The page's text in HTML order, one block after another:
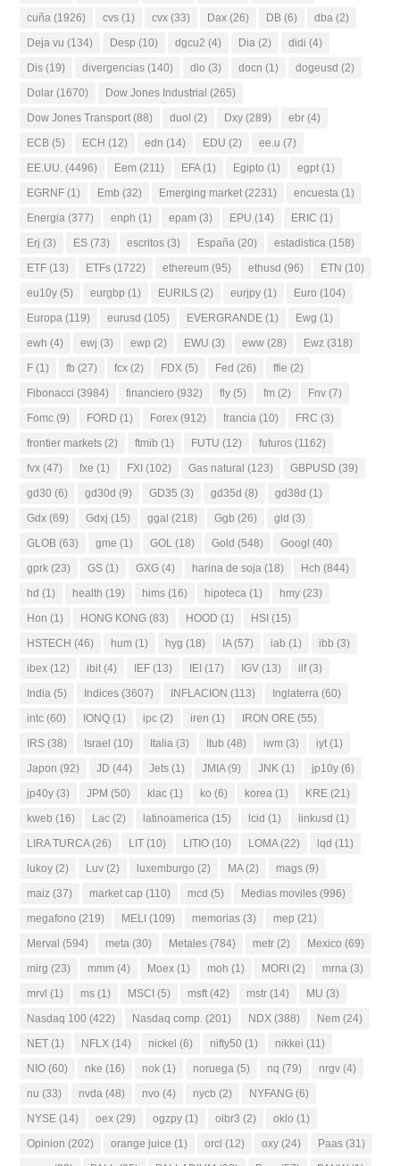
cuña (1926) cvs (1) cvx (33) Dax (26) DB (6) dba (2)
Deja vu (134) Desp (10) dgcu2 (4) Dia (2) didi (4)
Dis (19) divergencias (140) dlo (3) docn (1) dogeusd (2)
Dolar (1670) Dow Jones Industrial (265)
Dow Jones Transport (88) duol (2) Dxy (289) ebr (4)
ECB (5) ECH (12) edn (14) EDU (2) ee.u (7)
EE.UU. (4496) Eem (211) EFA(1) Egipto (1) egpt (1)
EGRNF (1) Emb (32) Emerging market (2231) encuesta (1)
Energia (377) enph (1) epam (3) EPU (14) ERIC (1)
Erj (3) ES (73) escritos (3) España (20) estadistica (158)
ETF (13) ETFs (1722) ethereum (95) ethusd (96) ETN (10)
eu10y (5) eurgbp (1) EURILS (2) eurjpy (1) Euro (104)
Europa (119) eurusd (105) EVERGRANDE (1) Ewg (1)
ewh (4) ewj (3) ewp (2) EWU (3) eww (28) Ewz (318)
F (1) fb (27) fcx (2) FDX (5) Fed (26) ffie (2)
Fibonacci (3984) financiero (932) fly (5) fm (2) Fnv (7)
Fomc (9) FORD (1) Forex (912) francia (10) FRC (3)
frontier markets (2) ftmib (1) FUTU (12) futuros (1162)
fvx (47) fxe (1) FXI (102) Gas natural (123) GBPUSD (39)
gd30 (6) gd30d (9) GD35 (3) gd35d (8) gd38d (1)
Gdx (69) Gdxj (15) ggal (218) Ggb (26) gld (3)
GLOB (63) gme (1) GOL (18) Gold (548) Googl (40)
gprk (23) GS (1) GXG (4) harina de soja (18) Hch (844)
hd (1) health (19) hims (16) hipoteca (1) hmy (23)
Hon (1) HONG KONG (83) HOOD (1) HSI (15)
HSTECH (46) hum (1) hyg (18) IA(57) iab (1) ibb (3)
ibex (12) ibit (4) IEF (13) IEI (17) IGV (13) ilf(3)
India (5) Indices (3607) INFLACION (113) Inglaterra (60)
intc (60) IONQ (1) ipc (2) iren (1) IRON ORE (55)
IRS (38) Israel (10) Italia (3) Itub (48) iwm (3) iyt (1)
Japon (92) JD (44) Jets (1) JMIA(9) JNK (1) jp10y (6)
jp40y (3) JPM (50) klac (1) ko (6) korea (1) KRE (21)
kweb (16) Lac (2) latinoamerica (15) lcid (1) linkusd (1)
LIRA TURCA(26) LIT (10) LITIO (10) LOMA(22) lqd (11)
lukoy (2) Luv (2) luxemburgo (2) MA(2) mags (9)
maiz (37) market cap (110) mcd (5) Medias moviles (996)
megafono (219) MELI (109) memorias (3) mep (21)
Merval (594) meta (30) Metales (784) metr (2) Mexico (69)
mirg (23) mmm (4) Moex (1) moh (1) MORI (2) mrna (3)
mrvl (1) ms (1) MSCI (5) msft (42) mstr (14) MU (3)
Nasdaq 100 (422) Nasdaq comp. (201) NDX (388) Nem (24)
NET (1) NFLX (14) nickel (6) nifty50 (1) nikkei (11)
NIO (60) nke (16) nok (1) noruega (5) nq (79) nrgv (4)
nu (33) nvda (48) nvo (4) nycb (2) NYFANG (6)
NYSE (14) oex (29) ogzpy (1) oibr3 (2) oklo (1)
Opinion (202) orange juice (1) orcl (12) oxy (24) Paas (31)